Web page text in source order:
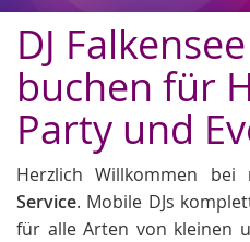
DJ
buchen für
Party und
Herzlich Willkommen bei
Service. Mobile DJs
für alle Arten von kleinen